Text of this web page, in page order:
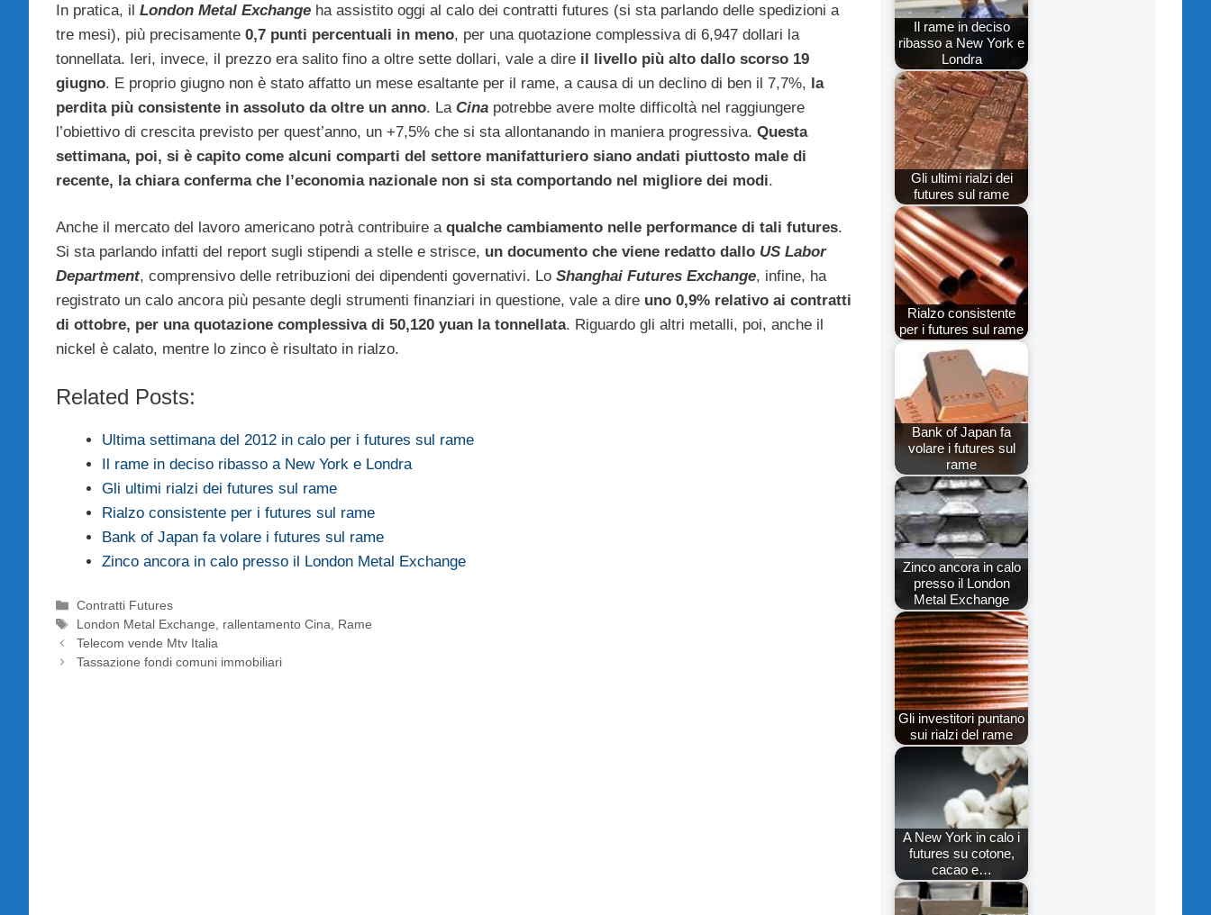
In pratica, il London Metal Exchange ha assistito oggi al calo dei contratti futures (si sta parlando delle spedizioni a
tre mesi), più precisamente 0,7 punti percentuali in meno, per una quotazione complessiva di 6,947 dollari la
tonnellata. Ieri, invece, il prezzo era salito fino a oltre sette dollari, vale a dire il livello più alto dallo scorso 19
giugno. E proprio giugno non è stato affatto un mese esaltante per il rame, a causa di un declino di ben il 7,7%, la
perdita più consistente in assoluto da oltre un anno. La Cina potrebbe avere molte difficoltà nel raggiungere
l’obiettivo di crescita previsto per quest’anno, un +7,5% che si sta allontanando in maniera progressiva. Questa
settimana, poi, si è capito come alcuni comparti del settore manifatturiero siano andati piuttosto male di
recente, la chiara conferma che l’economia nazionale non si sta comportando nel migliore dei modi.
Anche il mercato del lavoro americano potrà contribuire aqualche cambiamento nelle performance di tali futures.
Si sta parlando infatti del report sugli stipendi a stelle e strisce, un documento che viene redatto dallo US Labor
Department, comprensivo delle retribuzioni dei dipendenti governativi. Lo Shanghai Futures Exchange, infine, ha
registrato un calo ancora più pesante degli strumenti finanziari in questione, vale a dire uno 0,9% relativo ai contratti
di ottobre, per una quotazione complessiva di 50,120 yuan la tonnellata. Riguardo gli altri metalli, poi, anche il
nickel è calato, mentre lo zinco è risultato in rialzo.
Related Posts:
Ultima settimana del 2012 in calo per i futures sul rame
Il rame in deciso ribasso a New York e Londra
Gli ultimi rialzi dei futures sul rame
Rialzo consistente per i futures sul rame
Bank of Japan fa volare i futures sul rame
Zinco ancora in calo presso il London Metal Exchange
Categorie
Contratti Futures
Tag
London Metal Exchange, rallentamento Cina, Rame
Telecom vende Mtv Italia
Tassazione fondi comuni immobiliari
Il rame in deciso
ribasso a New York e
Londra
Gli ultimi rialzi dei
futures sul rame
Rialzo consistente
per i futures sul rame
Bank of Japan fa
volare i futures sul
rame
Zinco ancora in calo
presso il London
Metal Exchange
Gli investitori puntano
sui rialzi del rame
A New York in calo i
futures su cotone,
cacao e…